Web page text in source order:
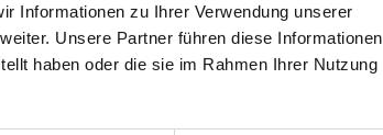
Informationen zu Ihrer Verwendung unserer
Unsere Partner führen diese Informationen
haben oder die sie im Rahmen Ihrer Nutzung